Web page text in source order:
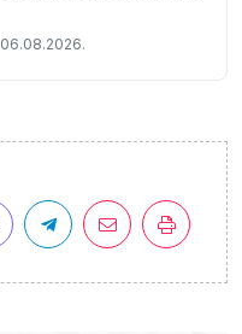
06.08.2026.